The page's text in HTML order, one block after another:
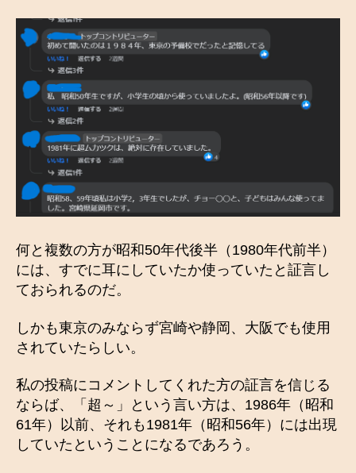
何と複数の方が昭和50年代後半（1980年代前半）
には、すでに耳にしていたか使っていたと証言し
ておられるのだ。
しかも東京のみならず宮崎や静岡、大阪でも使用
されていたらしい。
私の投稿にコメントしてくれた方の証言を信じる
ならば、「超～」という言い方は、1986年（昭和
61年）以前、それも1981年（昭和56年）には出現
していたということになるであろう。